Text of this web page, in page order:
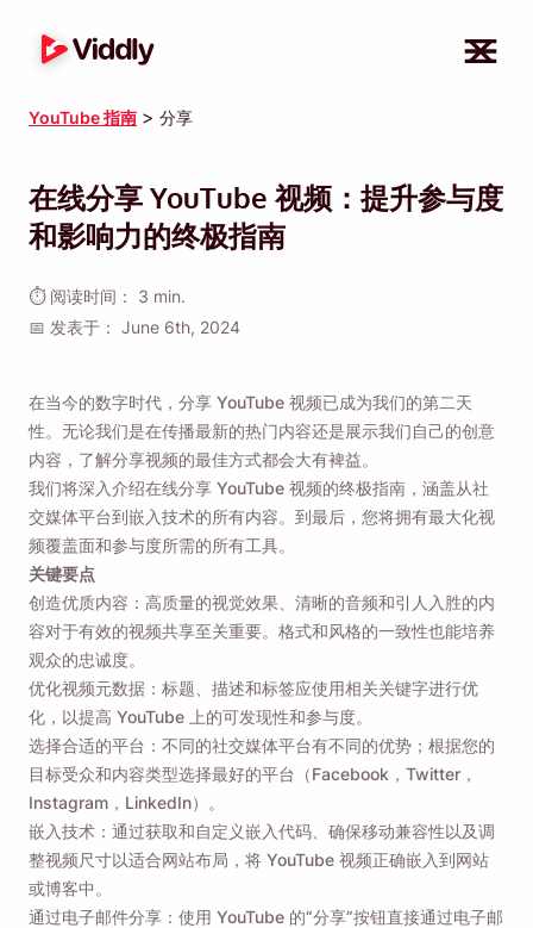
YouTube 指南 > 分享
在线分享 YouTube 视频：提升​​参与度
和影响力的终极指南
⏱ 阅读时间： 3 min.
📅 发表于： June 6th, 2024
在当今的数字时代，分享 YouTube 视频已成为我们的第二天
性。无论我们是在传播最新的热门内容还是展示我们自己的创意
内容，了解分享视频的最佳方式都会大有裨益。
我们将深入介绍在线分享 YouTube 视频的终极指南，涵盖从社
交媒体平台到嵌入技术的所有内容。到最后，您将拥有最大化视
频覆盖面和参与度所需的所有工具。
关键要点
创造优质内容：高质量的视觉效果、清晰的音频和引人入胜的内
容对于有效的视频共享至关重要。格式和风格的一致性也能培养
观众的忠诚度。
优化视频元数据：标题、描述和标签应使用相关关键字进行优
化，以提高 YouTube 上的可发现性和参与度。
选择合适的平台：不同的社交媒体平台有不同的优势；根据您的
目标受众和内容类型选择最好的平台（Facebook，Twitter，
Instagram，LinkedIn）。
嵌入技术：通过获取和自定义嵌入代码、确保移动兼容性以及调
整视频尺寸以适合网站布局，将 YouTube 视频正确嵌入到网站
或博客中。
通过电子邮件分享：使用 YouTube 的“分享”按钮直接通过电子邮